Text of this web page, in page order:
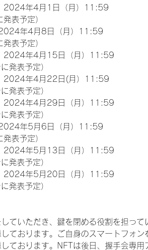
2024年4月1日（月）11:59
表予定）
年4月8日（月）11:59
表予定）
2024年4月15日（月）11:59
発表予定）
2024年4月22日(月）11:59
発表予定）
2024年4月29日（月）11:59
発表予定）
年5月6日（月）11:59
表予定）
2024年5月13日（月）11:59
発表予定）
2024年5月20日（月）11:59
発表予定）
ていただき、鍵を閉める役割を担って
ております。ご自身のスマートフォン
ております。NFTは後日、握手会専用